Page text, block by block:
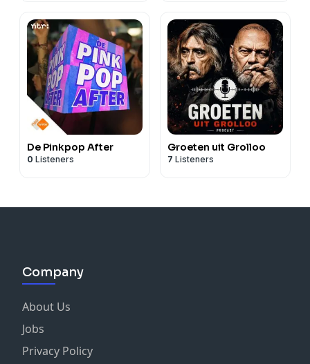
De Pinkpop After
0 Listeners
Groeten uit Grolloo
7 Listeners
Company
About Us
Jobs
Privacy Policy